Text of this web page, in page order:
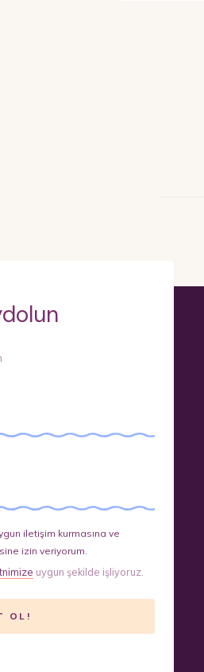
iletişim kurmasına ve
izin veriyorum.
uygun şekilde işliyoruz.